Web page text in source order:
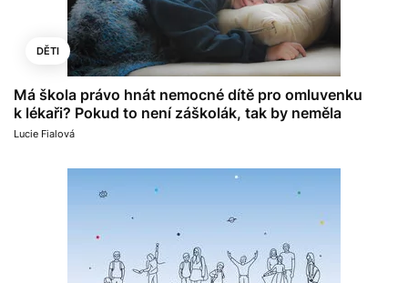
DĚTI
Má škola právo hnát nemocné dítě pro omluvenku
k lékaři? Pokud to není záškolák, tak by neměla
Lucie Fialová